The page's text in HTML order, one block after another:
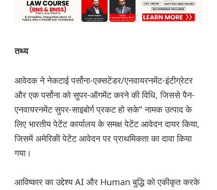
तथ्य
आवेदक ने नेकटाई पर्सोना-एक्सटेंडर/एनवायरनमेंट-इंटीग्रेटर
और एक पर्सोना को सुपर-ऑगमेंट करने की विधि, जिससे पैन-
एनवायरनमेंट सुपर-साइबोर्ग प्रकट हो सके" नामक उत्पाद के
लिए भारतीय पेटेंट कार्यालय के समक्ष पेटेंट आवेदन दायर किया,
जिसमें अमेरिकी पेटेंट आवेदन पर प्राथमिकता का दावा किया
गया।
आविष्कार का उद्देश्य AI और Human बुद्धि को एकीकृत करके